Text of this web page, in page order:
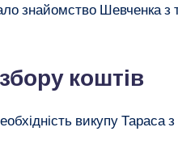
знайомство Шевченка
коштів
викупу Тараса